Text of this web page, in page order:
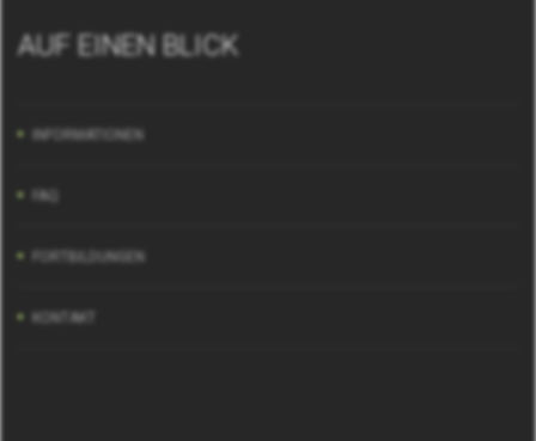
AUF EINEN BLICK
INFORMATIONEN
FAQ
FORTBILDUNGEN
KONTAKT